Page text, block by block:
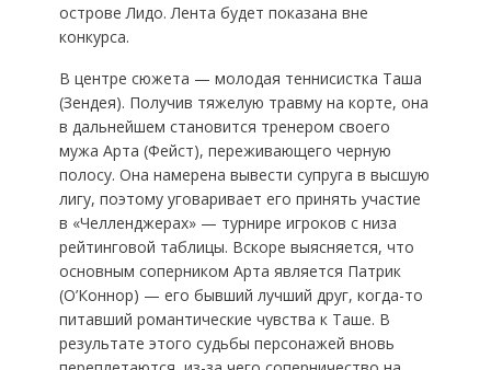
острове Лидо. Лента будет показана вне
конкурса.
В центре сюжета — молодая теннисистка Таша
(Зендея). Получив тяжелую травму на корте, она
в дальнейшем становится тренером своего
мужа Арта (Фейст), переживающего черную
полосу. Она намерена вывести супруга в высшую
лигу, поэтому уговаривает его принять участие
в «Челленджерах» — турнире игроков с низа
рейтинговой таблицы. Вскоре выясняется, что
основным соперником Арта является Патрик
(О’Коннор) — его бывший лучший друг, когда-то
питавший романтические чувства к Таше. В
результате этого судьбы персонажей вновь